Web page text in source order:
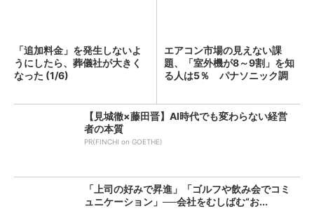
「追加料金」を発生しないよ
うにしたら、葬儀社が大きく
なった (1/6)
エアコン市場の見えない課
題、「室外機が8～9割」を知
る人は5％ パナソニック調
【見城徹×藤田晋】AI時代でも変わらない経営
者の本質
PR(FINCHI on GOETHE)
「上司の好みで昇進」「ゴルフや飲み会でコミ
ュニケーション」──会社をむしばむ“お...